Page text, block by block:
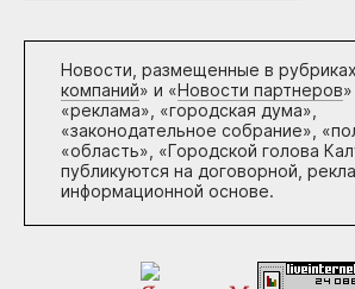
Новости, размещенные в
компаний» и «Новости партнеров
«реклама», «городская дума»,
«законодательное собрание»,
«область», «Городской голова
публикуются на договорной,
информационной основе.